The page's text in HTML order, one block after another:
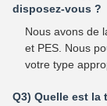
disposez-vous ?
Nous avons de
et PES. Nous
votre type
Q3) Quelle est la